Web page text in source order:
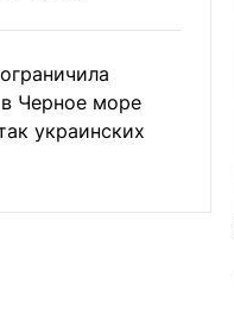
Черное море
украинских